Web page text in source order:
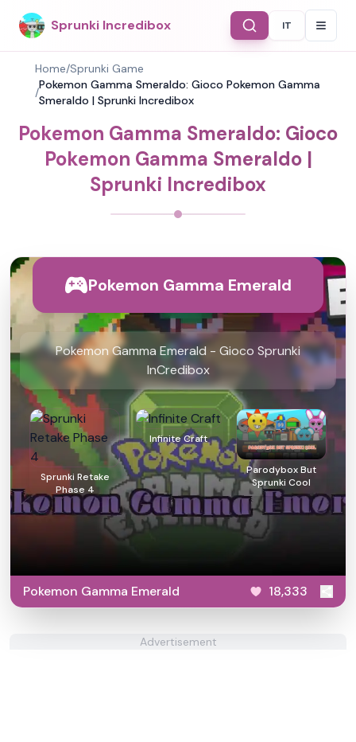
Sprunki Incredibox Select
IT
Home/Sprunki Game
/
Pokemon Gamma Smeraldo: Gioco Pokemon Gamma
Smeraldo | Sprunki Incredibox
Pokemon Gamma Smeraldo: Gioco
Pokemon Gamma Smeraldo |
Sprunki Incredibox
Pokemon Gamma Emerald
Pokemon Gamma Emerald - Gioco Sprunki
InCredibox
Sprunki Retake
Phase 4
Infinite Craft
Parodybox But
Sprunki Cool
Pokemon Gamma Emerald 18,333
Advertisement